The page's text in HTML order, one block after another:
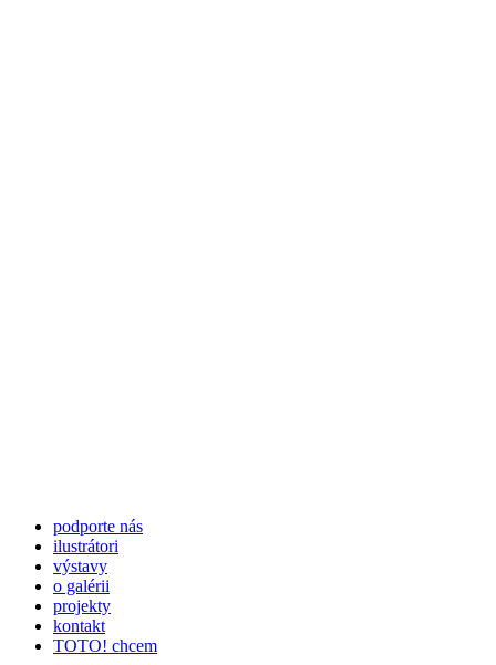
podporte nás
ilustrátori
výstavy
o galérii
projekty
kontakt
TOTO! chcem